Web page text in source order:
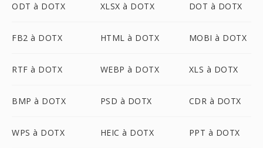
ODT à DOTX XLSX à DOTX DOT à DOTX
FB2 à DOTX HTML à DOTX MOBI à DOTX
RTF à DOTX WEBP à DOTX XLS à DOTX
BMP à DOTX PSD à DOTX CDR à DOTX
WPS à DOTX HEIC à DOTX PPT à DOTX